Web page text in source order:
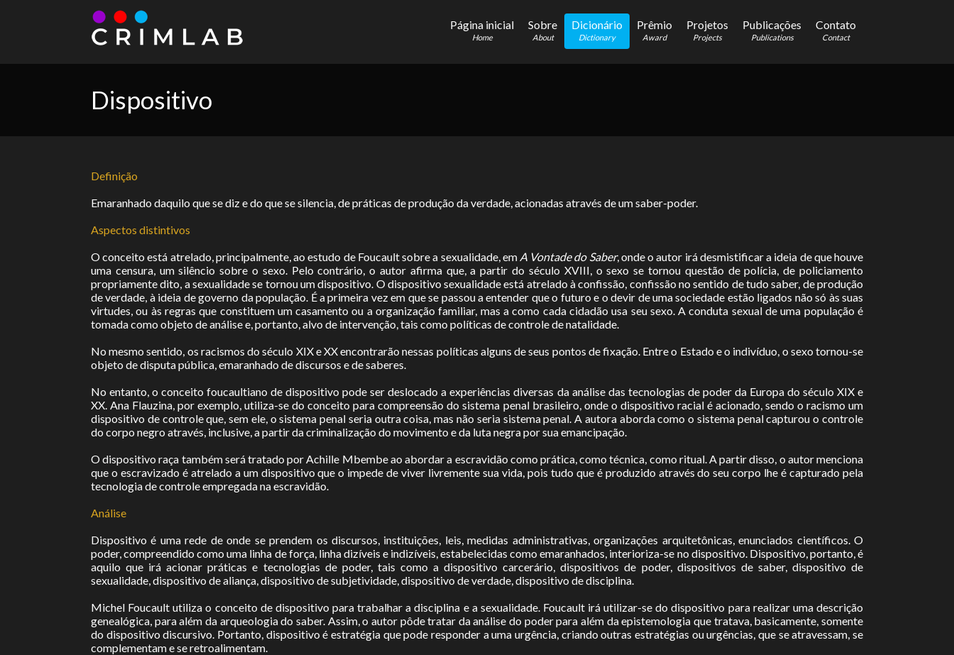
Página inicial
Home
Sobre
About
Dicionário
Dictionary
Prêmio
Award
Projetos
Projects
Publicações
Publications
Contato
Contact
Dispositivo
Definição
Emaranhado daquilo que se diz e do que se silencia, de práticas de produção da verdade, acionadas através de um saber-poder.
Aspectos distintivos
O conceito está atrelado, principalmente, ao estudo de Foucault sobre a sexualidade, em A Vontade do Saber, onde o autor irá desmistificar a ideia de que houve
uma censura, um silêncio sobre o sexo. Pelo contrário, o autor afirma que, a partir do século XVIII, o sexo se tornou questão de polícia, de policiamento
propriamente dito, a sexualidade se tornou um dispositivo. O dispositivo sexualidade está atrelado à confissão, confissão no sentido de tudo saber, de produção
de verdade, à ideia de governo da população. É a primeira vez em que se passou a entender que o futuro e o devir de uma sociedade estão ligados não só às suas
virtudes, ou às regras que constituem um casamento ou a organização familiar, mas a como cada cidadão usa seu sexo. A conduta sexual de uma população é
tomada como objeto de análise e, portanto, alvo de intervenção, tais como políticas de controle de natalidade.
No mesmo sentido, os racismos do século XIX e XX encontrarão nessas políticas alguns de seus pontos de fixação. Entre o Estado e o indivíduo, o sexo tornou-se
objeto de disputa pública, emaranhado de discursos e de saberes.
No entanto, o conceito foucaultiano de dispositivo pode ser deslocado a experiências diversas da análise das tecnologias de poder da Europa do século XIX e
XX. Ana Flauzina, por exemplo, utiliza-se do conceito para compreensão do sistema penal brasileiro, onde o dispositivo racial é acionado, sendo o racismo um
dispositivo de controle que, sem ele, o sistema penal seria outra coisa, mas não seria sistema penal. A autora aborda como o sistema penal capturou o controle
do corpo negro através, inclusive, a partir da criminalização do movimento e da luta negra por sua emancipação.
O dispositivo raça também será tratado por Achille Mbembe ao abordar a escravidão como prática, como técnica, como ritual. A partir disso, o autor menciona
que o escravizado é atrelado a um dispositivo que o impede de viver livremente sua vida, pois tudo que é produzido através do seu corpo lhe é capturado pela
tecnologia de controle empregada na escravidão.
Análise
Dispositivo é uma rede de onde se prendem os discursos, instituições, leis, medidas administrativas, organizações arquitetônicas, enunciados científicos. O
poder, compreendido como uma linha de força, linha dizíveis e indizíveis, estabelecidas como emaranhados, interioriza-se no dispositivo. Dispositivo, portanto, é
aquilo que irá acionar práticas e tecnologias de poder, tais como a dispositivo carcerário, dispositivos de poder, dispositivos de saber, dispositivo de
sexualidade, dispositivo de aliança, dispositivo de subjetividade, dispositivo de verdade, dispositivo de disciplina.
Michel Foucault utiliza o conceito de dispositivo para trabalhar a disciplina e a sexualidade. Foucault irá utilizar-se do dispositivo para realizar uma descrição
genealógica, para além da arqueologia do saber. Assim, o autor pôde tratar da análise do poder para além da epistemologia que tratava, basicamente, somente
do dispositivo discursivo. Portanto, dispositivo é estratégia que pode responder a uma urgência, criando outras estratégias ou urgências, que se atravessam, se
complementam e se retroalimentam.